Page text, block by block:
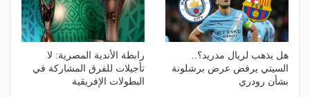
هل يذهب لريال مدريد؟..
السيتي يرفض عرض برشلونة
بشأن رودري
رابطة الأندية المصرية: لا
تأجيلات للفرق المشاركة في
البطولات الإفريقية